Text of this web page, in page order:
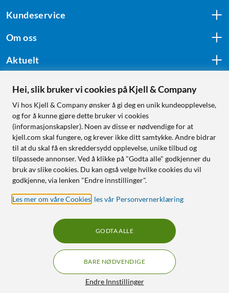
Kundeservice
Om oss
Aktuelt
Følg oss
Handle fra:
Sverige
Norge
RÅD OG TILBEHØR TIL
HJEMMEELEKTRONIKK
Hei, slik bruker vi cookies på Kjell & Company
Vi hos Kjell & Company ønsker å gi deg en unik kundeopplevelse,
og for å kunne gjøre dette bruker vi cookies
(informasjonskapsler). Noen av disse er nødvendige for at
kjell.com skal fungere, og krever ikke ditt samtykke. Andre bidrar
til at du skal få en skreddersydd opplevelse, unike tilbud og
tilpassede annonser. Ved å klikke på "Godta alle" godkjenner du
bruk av slike cookies. Du kan også velge hvilke cookies du vil
godkjenne, via lenken "Endre innstillinger".
Les mer om våre Cookies les vår Personvernerklæring
Endre Innstillinger
BARE NØDVENDIGE
GODTA ALLE